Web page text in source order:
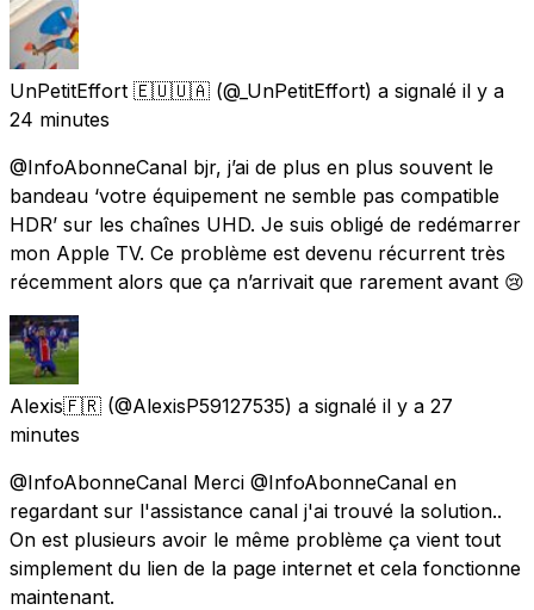
UnPetitEffort 🇪🇺🇺🇦 (@_UnPetitEffort) a signalé il y a
24 minutes
@InfoAbonneCanal bjr, j’ai de plus en plus souvent le
bandeau ‘votre équipement ne semble pas compatible
HDR’ sur les chaînes UHD. Je suis obligé de redémarrer
mon Apple TV. Ce problème est devenu récurrent très
récemment alors que ça n’arrivait que rarement avant 😢
Alexis🇫🇷 (@AlexisP59127535) a signalé il y a 27
minutes
@InfoAbonneCanal Merci @InfoAbonneCanal en
regardant sur l'assistance canal j'ai trouvé la solution..
On est plusieurs avoir le même problème ça vient tout
simplement du lien de la page internet et cela fonctionne
maintenant.